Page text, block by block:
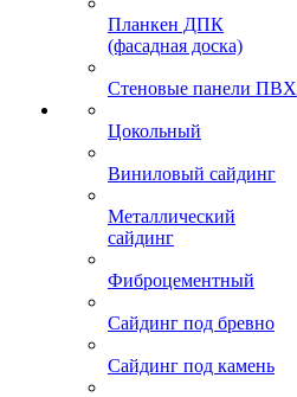
Планкен ДПК
(фасадная доска)
Стеновые панели ПВХ
Цокольный
Виниловый сайдинг
Металлический
сайдинг
Фиброцементный
Сайдинг под бревно
Сайдинг под камень